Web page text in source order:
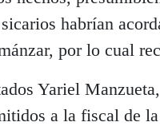
habrían
por lo cual
Yariel
a la fiscal de